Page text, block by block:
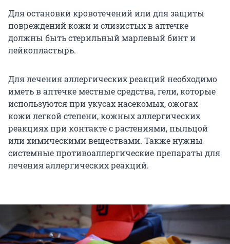
Для остановки кровотечений или для защиты
повреждений кожи и слизистых в аптечке
должны быть стерильный марлевый бинт и
лейкопластырь.
Для лечения аллергических реакций необходимо
иметь в аптечке местные средства, гели, которые
используются при укусах насекомых, ожогах
кожи легкой степени, кожных аллергических
реакциях при контакте с растениями, пыльцой
или химическими веществами. Также нужны
системные противоаллергические препараты для
лечения аллергических реакций.